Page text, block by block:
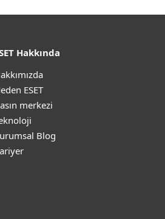
Hakkında
ESET
merkezi
Blog